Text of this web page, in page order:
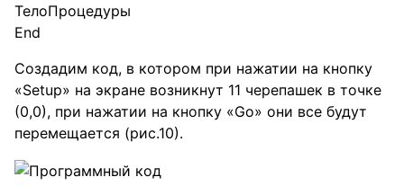
ТелоПроцедуры
End
Создадим код, в котором при нажатии на кнопку
«Setup» на экране возникнут 11 черепашек в точке
(0,0), при нажатии на кнопку «Go» они все будут
перемещается (рис.10).